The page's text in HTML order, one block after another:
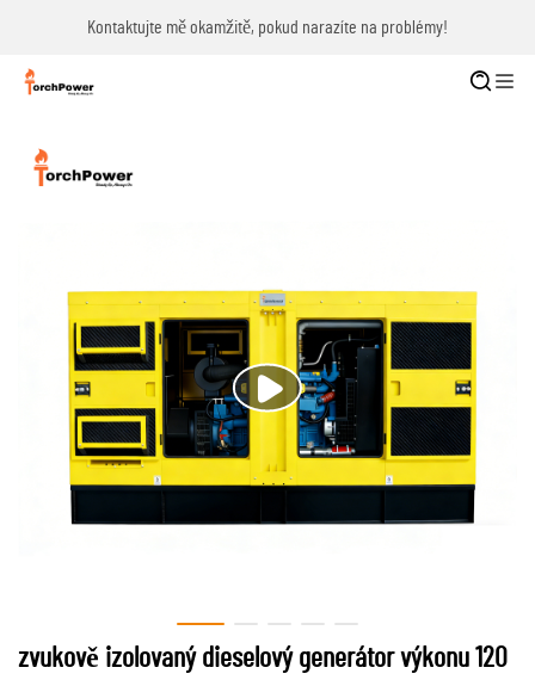
Kontaktujte mě okamžitě, pokud narazíte na problémy!
zvukově izolovaný dieselový generátor výkonu 120